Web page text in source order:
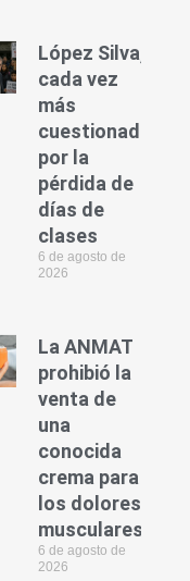
López Silva,
cada vez
más
cuestionado
por la
pérdida de
días de
clases
6 de agosto de
2026
La ANMAT
prohibió la
venta de
una
conocida
crema para
los dolores
musculares
6 de agosto de
2026